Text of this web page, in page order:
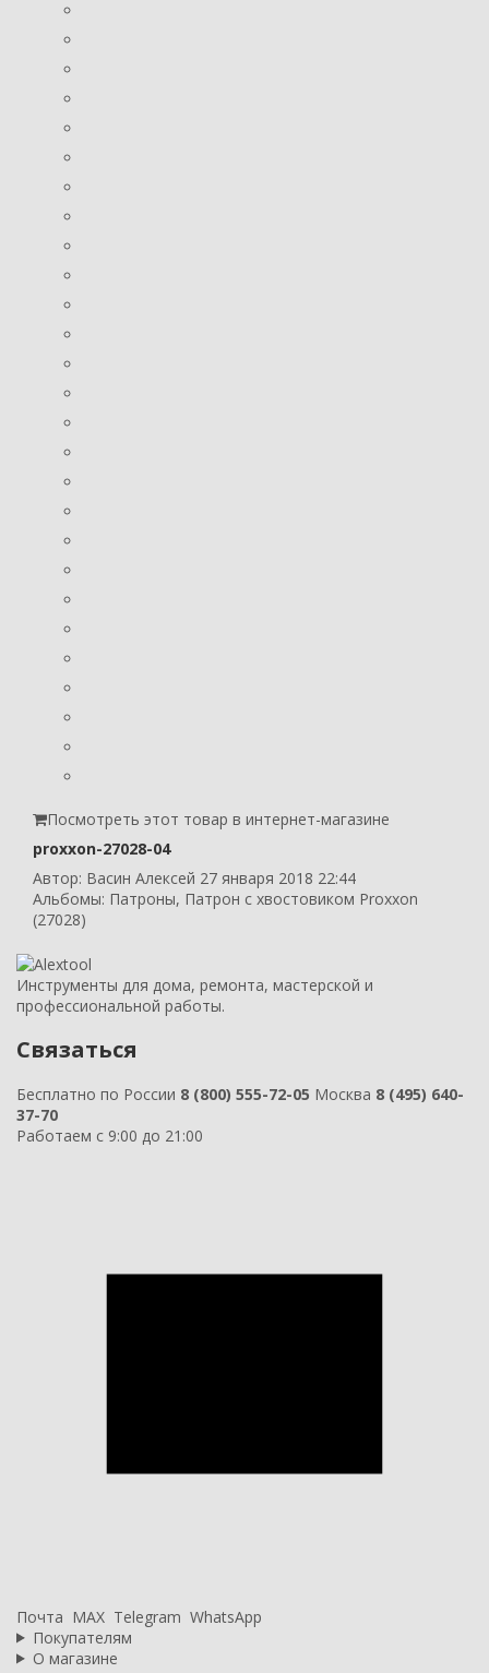
Посмотреть этот товар в интернет-магазине
proxxon-27028-04
Автор: Васин Алексей 27 января 2018 22:44
Альбомы: Патроны, Патрон с хвостовиком Proxxon
(27028)
Инструменты для дома, ремонта, мастерской и
профессиональной работы.
Связаться
Бесплатно по России 8 (800) 555-72-05 Москва 8 (495) 640-
37-70
Работаем с 9:00 до 21:00
Почта MAX Telegram WhatsApp
Покупателям
О магазине